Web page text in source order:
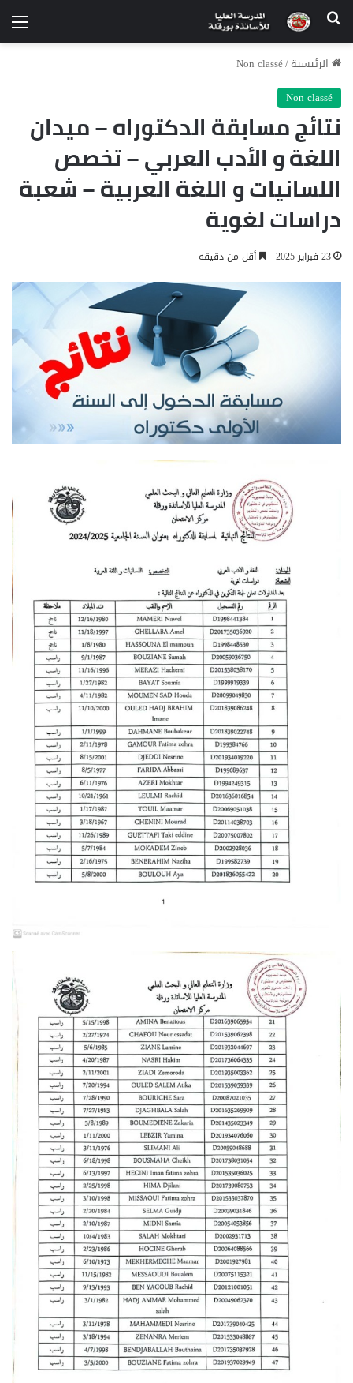
الرئيسية/
Non classé
Non classé
نتائج مسابقة الدكتوراه – ميدان
اللغة و الأدب العربي – تخصص
اللسانيات و اللغة العربية – شعبة
دراسات لغوية
23 فبراير 2025 أقل من دقيقة